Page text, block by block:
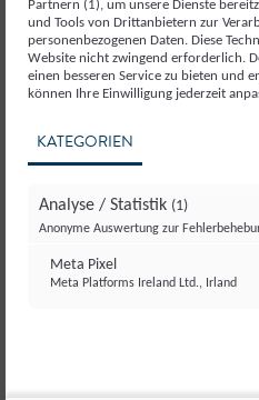
Schneerose 2013
GOLD KASERMANDL,
Partnern (1), um unsere Dienste
und Tools von Drittanbietern zur
personenbezogenen Daten. Diese
Website nicht zwingend erforderlich.
einen besseren Service zu bieten und
können Ihre Einwilligung jederzeit
KATEGORIEN
Analyse / Statistik (1)
Anonyme Auswertung zur
Meta Pixel
Meta Platforms Ireland Ltd., Irland